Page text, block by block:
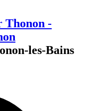
Thonon -
les-Bains